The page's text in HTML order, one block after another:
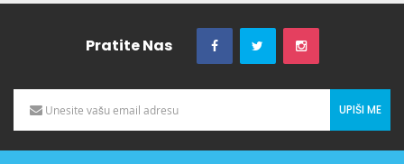
Pratite Nas
UPIŠI ME